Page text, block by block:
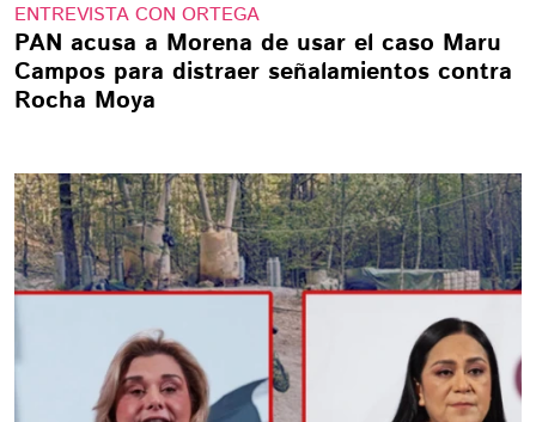
ENTREVISTA CON ORTEGA
PAN acusa a Morena de usar el caso Maru
Campos para distraer señalamientos contra
Rocha Moya